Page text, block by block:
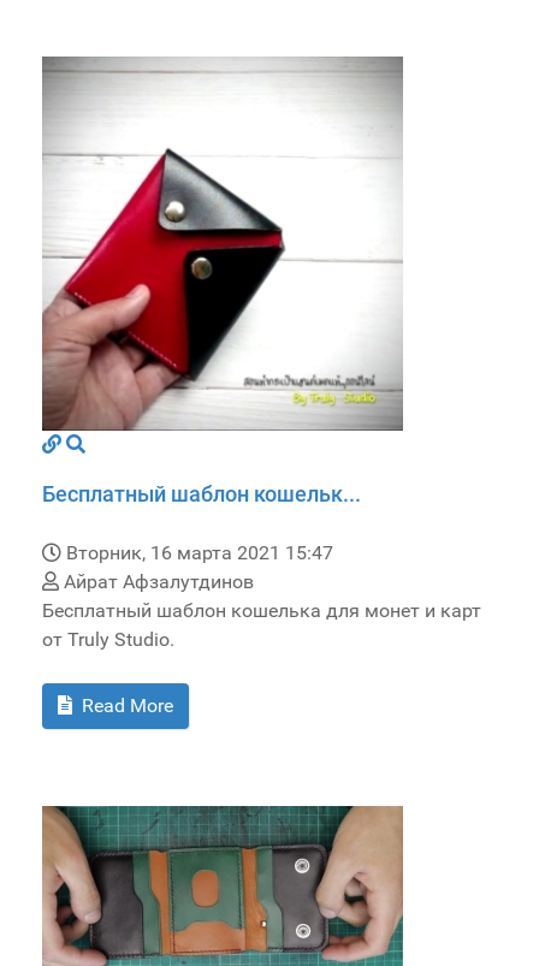
Бесплатный шаблон кошельк...
Вторник, 16 марта 2021 15:47
Айрат Афзалутдинов
Бесплатный шаблон кошелька для монет и карт
от Truly Studio.
Read More